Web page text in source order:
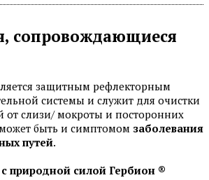
сопровождающиеся
защитным рефлекторным
системы и служит для очистки
от слизи/ мокроты и посторонних
быть и симптомом заболевания
путей.
природной силой Гербион ®